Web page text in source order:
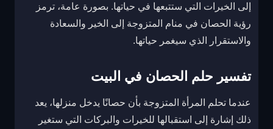
إلى الخيرات التي ستتبعها في حياتها. بصورة عامة، ترمز
رؤية الحصان في منام المتزوجة إلى الخير والسعادة
والاستقرار الذي سيغمر حياتها.
تفسير حلم الحصان في البيت
عندما تحلم المرأة المتزوجة بأن حصانًا يدخل منزلها، يعد
ذلك إشارة إلى استقبالها للخيرات والبركات التي ستغير